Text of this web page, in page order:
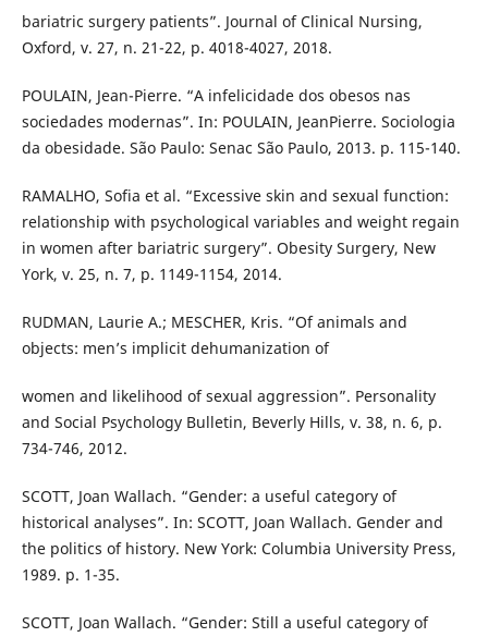
bariatric surgery patients”. Journal of Clinical Nursing,
Oxford, v. 27, n. 21-22, p. 4018-4027, 2018.
POULAIN, Jean-Pierre. “A infelicidade dos obesos nas
sociedades modernas”. In: POULAIN, JeanPierre. Sociologia
da obesidade. São Paulo: Senac São Paulo, 2013. p. 115-140.
RAMALHO, Sofia et al. “Excessive skin and sexual function:
relationship with psychological variables and weight regain
in women after bariatric surgery”. Obesity Surgery, New
York, v. 25, n. 7, p. 1149-1154, 2014.
RUDMAN, Laurie A.; MESCHER, Kris. “Of animals and
objects: men’s implicit dehumanization of
women and likelihood of sexual aggression”. Personality
and Social Psychology Bulletin, Beverly Hills, v. 38, n. 6, p.
734-746, 2012.
SCOTT, Joan Wallach. “Gender: a useful category of
historical analyses”. In: SCOTT, Joan Wallach. Gender and
the politics of history. New York: Columbia University Press,
1989. p. 1-35.
SCOTT, Joan Wallach. “Gender: Still a useful category of